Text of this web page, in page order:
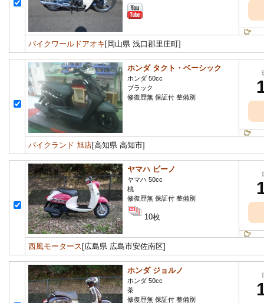
バイクワールドアオキ [岡山県 浅口郡里庄町]
ホンダ タクト・ベーシック
ホンダ 50cc
ブラック
修復歴無 保証付 整備別
バイクランド 旭店[高知県 高知市]
ヤマハ ビーノ
ヤマハ 50cc
桃
修復歴無 保証付 整備別
10枚
西風モータース [広島県 広島市安佐南区]
ホンダ ジョルノ
ホンダ 50cc
茶
修復歴無 保証付 整備別